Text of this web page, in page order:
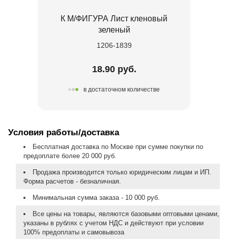
К М/ФИГУРА Лист кленовый
зеленый
1206-1839
18.90 руб.
в достаточном количестве
Условия работы/доставка
Бесплатная доставка по Москве при сумме покупки по
предоплате более 20 000 руб.
Продажа производится только юридическим лицам и ИП.
Форма расчетов - безналичная.
Минимальная сумма заказа - 10 000 руб.
Все цены на товары, являются базовыми оптовыми ценами,
указаны в рублях с учетом НДС и действуют при условии
100% предоплаты и самовывоза